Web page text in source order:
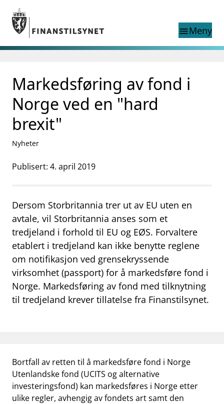
Gå til hovedinnhold
Gå til søkesiden
menuMeny
nettstedet
language
English
English
English home page
Tilsyn
Aktuelt
Finanstilsynets registre
Tema
supervisor_accountForbrukerinformasjon
mail_outlineKontakt oss
work_outlineJobb hos oss
dashboardInformasjon for investorer
notifications_noneAbonner på nyhetsvarsel
Markedsføring av fond i
Norge ved en "hard
brexit"
Nyheter
Publisert: 4. april 2019
Dersom Storbritannia trer ut av EU uten en
avtale, vil Storbritannia anses som et
tredjeland i forhold til EU og EØS. Forvaltere
etablert i tredjeland kan ikke benytte reglene
om notifikasjon ved grensekryssende
virksomhet (passport) for å markedsføre fond i
Norge. Markedsføring av fond med tilknytning
til tredjeland krever tillatelse fra Finanstilsynet.
Bortfall av retten til å markedsføre fond i Norge
Utenlandske fond (UCITS og alternative
investeringsfond) kan markedsføres i Norge etter
ulike regler, avhengig av fondets art samt den